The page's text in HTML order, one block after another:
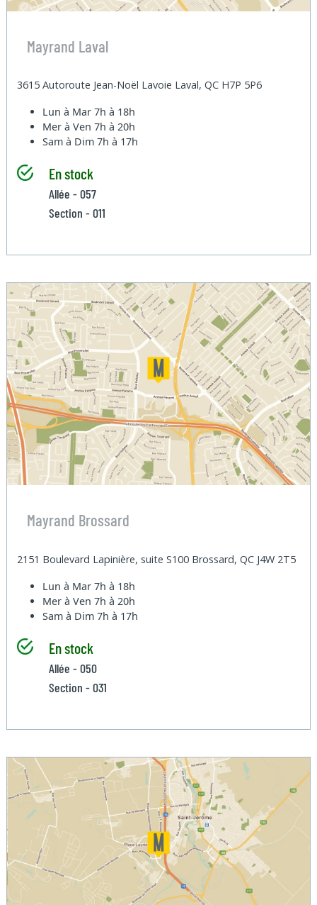
Mayrand Laval
3615 Autoroute Jean-Noël Lavoie Laval, QC H7P 5P6
Lun à Mar7h à 18h
Mer à Ven7h à 20h
Sam à Dim7h à 17h
En stock
Allée - 057
Section - 011
Mayrand Brossard
2151 Boulevard Lapinière, suite S100 Brossard, QC J4W 2T5
Lun à Mar7h à 18h
Mer à Ven7h à 20h
Sam à Dim7h à 17h
En stock
Allée - 050
Section - 031